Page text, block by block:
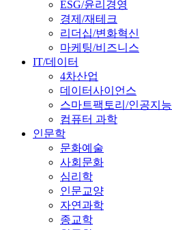
ESG/윤리경영
경제/재테크
리더십/변화혁신
마케팅/비즈니스
IT/데이터
4차산업
데이터사이언스
스마트팩토리/인공지능
컴퓨터 과학
인문학
문화예술
사회문화
심리학
인문교양
자연과학
종교학